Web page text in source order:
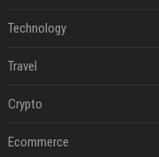
Technology
Travel
Crypto
Ecommerce